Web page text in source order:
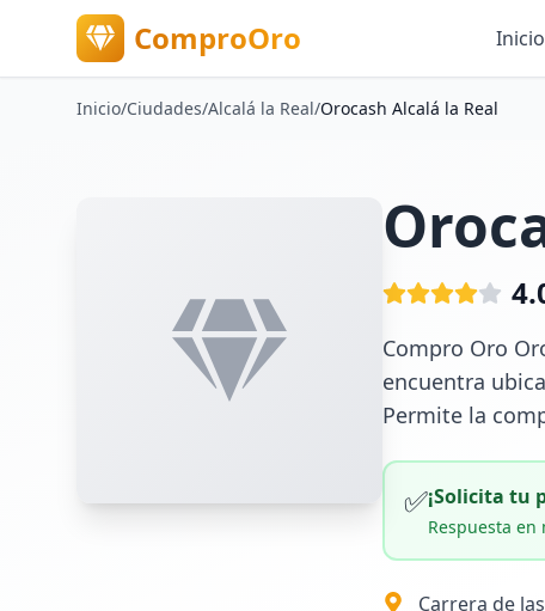
ComproOro Inicio
Inicio/Ciudades/Alcalá la Real/Orocash Alcalá la Real
Compro Oro
encuentra
Permite la
✅¡Solicita tu
Respuesta en
Carrera de